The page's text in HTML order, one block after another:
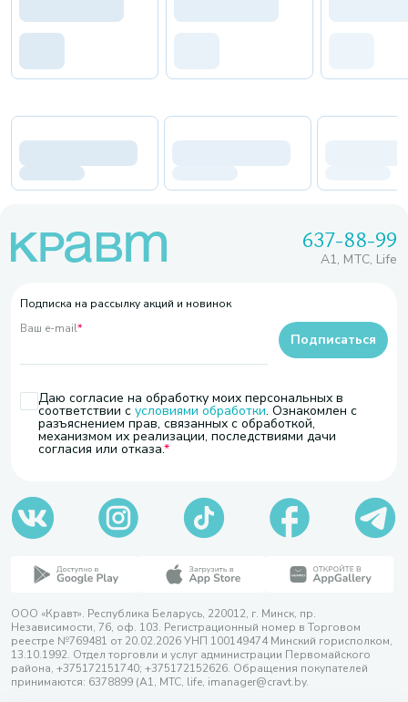
637-88-99
A1, МТС, Life
Подписка на рассылку акций и новинок
Ваш e-mail*
Даю согласие на обработку моих персональных в
соответствии с условиями обработки. Ознакомлен с
разъяснением прав, связанных с обработкой,
механизмом их реализации, последствиями дачи
согласия или отказа.
Подписаться
ООО «Кравт». Республика Беларусь, 220012, г. Минск, пр.
Независимости, 76, оф. 103. Регистрационный номер в Торговом
реестре №769481 от 20.02.2026 УНП 100149474 Минский горисполком,
13.10.1992. Отдел торговли и услуг администрации Первомайского
района, +375172151740; +375172152626. Обращения покупателей
принимаются: 6378899 (А1, МТС, life, imanager@cravt.by.